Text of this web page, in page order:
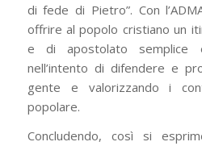
di fede di Pietro”. Con
offrire al popolo cristiano un
e di apostolato semplice
nell’intento di difendere e
gente e valorizzando i
popolare.
Concludendo, così si